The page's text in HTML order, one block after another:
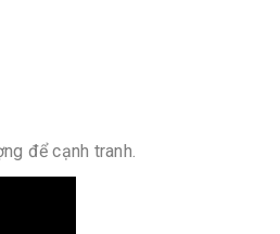
để cạnh tranh.